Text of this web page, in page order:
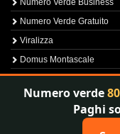
Numero Verde Business
Numero Verde Gratuito
Viralizza
Domus Montascale
Sprint800
Verfica Numero Verde
Numero verde
Paghi